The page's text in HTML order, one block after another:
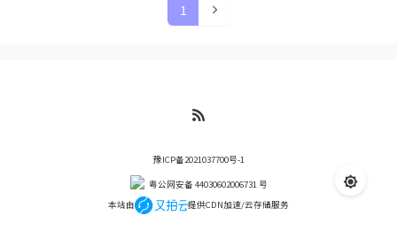
1
豫ICP备2021037700号-1
粤公网安备 44030602006731 号
本站由
提供CDN加速/云存储服务